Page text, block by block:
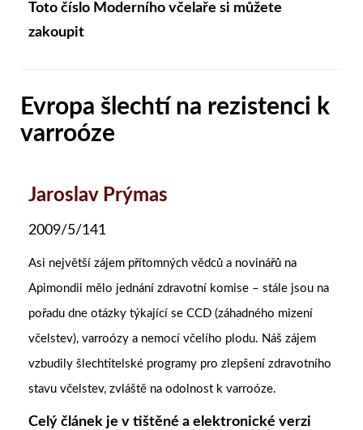
Toto číslo Moderního včelaře si můžete
zakoupit
Evropa šlechtí na rezistenci k
varroóze
Jaroslav Prýmas
2009/5/141
Asi největší zájem přítomných vědců a novinářů na
Apimondii mělo jednání zdravotní komise – stále jsou na
pořadu dne otázky týkající se CCD (záhadného mizení
včelstev), varroózy a nemocí včelího plodu. Náš zájem
vzbudily šlechtitelské programy pro zlepšení zdravotního
stavu včelstev, zvláště na odolnost k varroóze.
Celý článek je v tištěné a elektronické verzi